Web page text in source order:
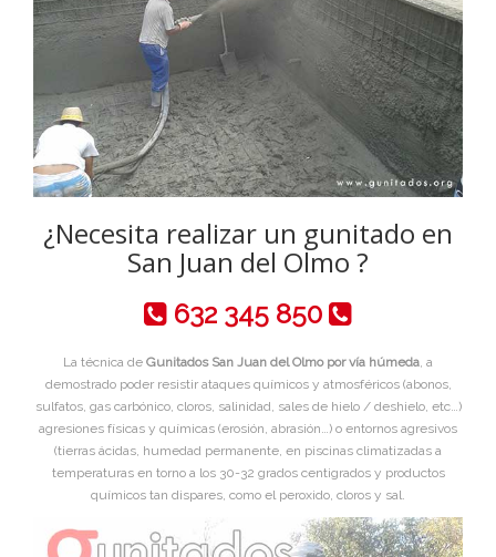
¿Necesita realizar un gunitado en
San Juan del Olmo ?
632 345 850
La técnica de Gunitados San Juan del Olmo por vía húmeda, a
demostrado poder resistir ataques químicos y atmosféricos (abonos,
sulfatos, gas carbónico, cloros, salinidad, sales de hielo / deshielo, etc…)
agresiones físicas y químicas (erosión, abrasión…) o entornos agresivos
(tierras ácidas, humedad permanente, en piscinas climatizadas a
temperaturas en torno a los 30-32 grados centigrados y productos
químicos tan dispares, como el peroxido, cloros y sal.